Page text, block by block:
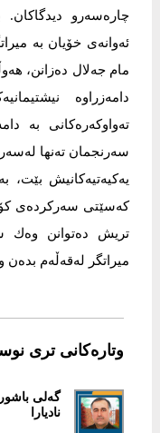
چارەسەرو
ئەوانەی خۆیان بە
مام جەلال دەزانن،
دامەزراوە
تەواوکەرەکانی بە
سەرنجمان تەنھا
یەکیەتیەکانیش بێت،
کەسێتی سەرکردەی
تریش دەتوانن وەك
میراتگر لەقەڵەم بدەن
وتارەکانی تری
گەلی
نادیارا